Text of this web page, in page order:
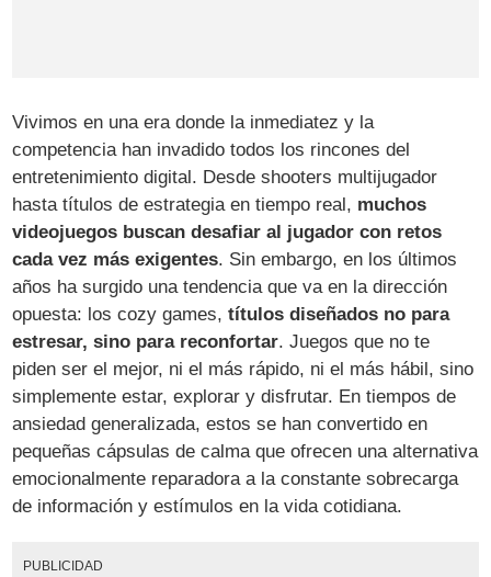
Vivimos en una era donde la inmediatez y la
competencia han invadido todos los rincones del
entretenimiento digital. Desde shooters multijugador
hasta títulos de estrategia en tiempo real, muchos
videojuegos buscan desafiar al jugador con retos
cada vez más exigentes. Sin embargo, en los últimos
años ha surgido una tendencia que va en la dirección
opuesta: los cozy games,títulos diseñados no para
estresar, sino para reconfortar. Juegos que no te
piden ser el mejor, ni el más rápido, ni el más hábil, sino
simplemente estar, explorar y disfrutar. En tiempos de
ansiedad generalizada, estos se han convertido en
pequeñas cápsulas de calma que ofrecen una alternativa
emocionalmente reparadora a la constante sobrecarga
de información y estímulos en la vida cotidiana.
PUBLICIDAD